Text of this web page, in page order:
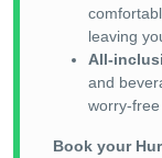
leaving
All-
and
worry-free
Book your